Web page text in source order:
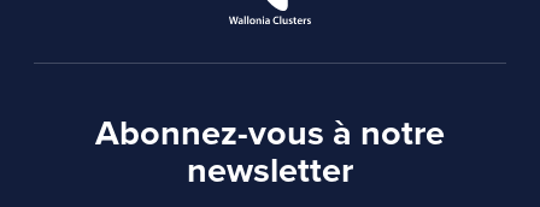
Abonnez-vous à notre
newsletter